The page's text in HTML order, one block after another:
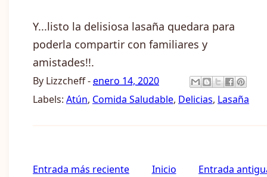
Y...listo la delisiosa lasaña quedara para
poderla compartir con familiares y
amistades!!.
By Lizzcheff-enero 14, 2020
Labels: Atún, Comida Saludable, Delicias, Lasaña
Entrada más reciente Entrada
Inicio